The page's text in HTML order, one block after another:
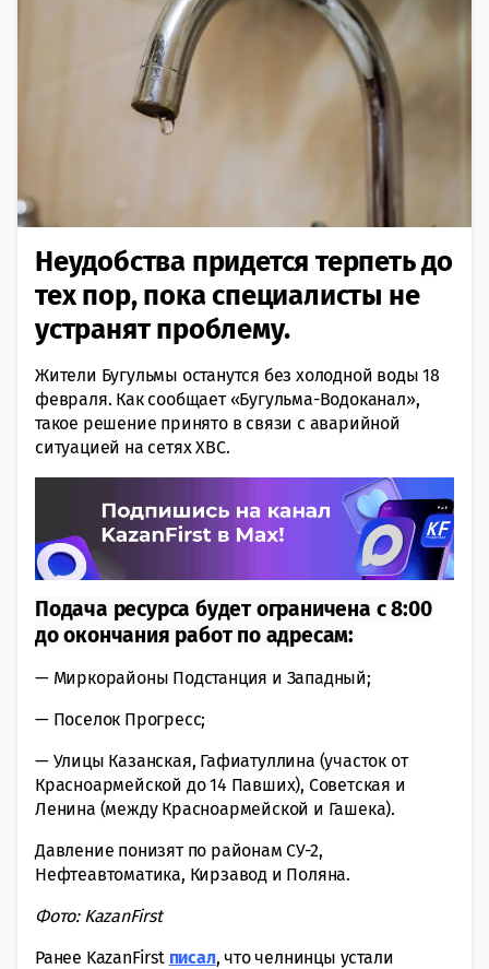
Неудобства придется терпеть до
тех пор, пока специалисты не
устранят проблему.
Жители Бугульмы останутся без холодной воды 18
февраля. Как сообщает «Бугульма-Водоканал»,
такое решение принято в связи с аварийной
ситуацией на сетях XBC.
Подача ресурса будет ограничена с 8:00
до окончания работ по адресам:
— Миркорайоны Подстанция и Западный;
— Поселок Прогресс;
— Улицы Казанская, Гафиатуллина (участок от
Красноармейской до 14 Павших), Советская и
Ленина (между Красноармейской и Гашека).
Давление понизят по районам СУ-2,
Нефтеавтоматика, Кирзавод и Поляна.
Фото: KazanFirst
Ранее KazanFirst писал, что челнинцы устали